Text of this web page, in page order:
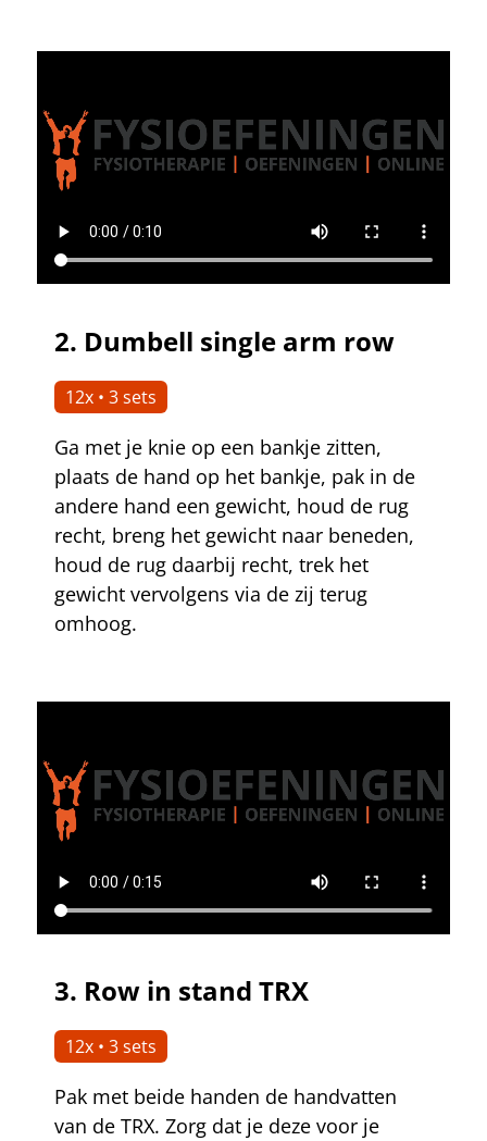
2. Dumbell single arm row
12x • 3 sets
Ga met je knie op een bankje zitten,
plaats de hand op het bankje, pak in de
andere hand een gewicht, houd de rug
recht, breng het gewicht naar beneden,
houd de rug daarbij recht, trek het
gewicht vervolgens via de zij terug
omhoog.
3. Row in stand TRX
12x • 3 sets
Pak met beide handen de handvatten
van de TRX. Zorg dat je deze voor je